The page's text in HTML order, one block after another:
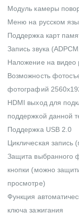
Модуль камеры
Меню на русском
Поддержка карт
Запись звука
Наложение на видео
Возможность
фотографий
HDMI выход для
поддержкой данной
Поддержка USB 2.0
Циклическая запись
Защита выбранного
кнопки (можно
просмотре)
Функция
ключа зажигания